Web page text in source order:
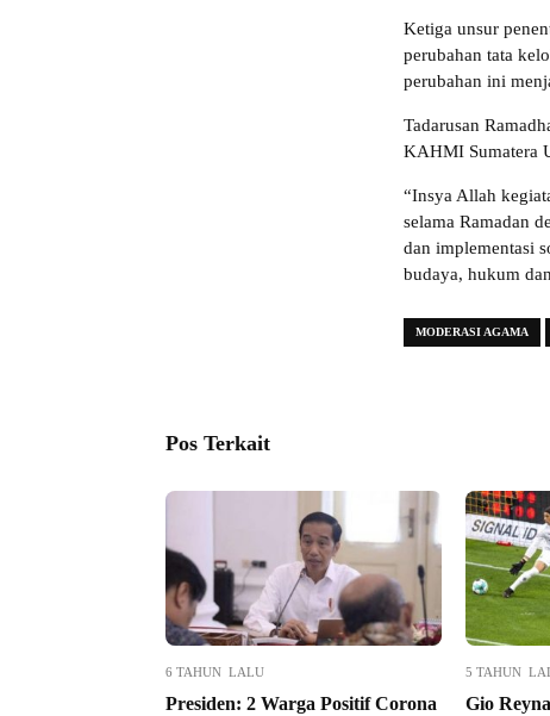
Ketiga unsur
perubahan tata
perubahan ini
Tadarusan
KAHMI Sumatera
“Insya Allah
selama Ramadan
dan implementasi
budaya, hukum
MODERASI AGAMA
Pos Terkait
6 TAHUN LALU
Presiden: 2 Warga Positif Corona
5 TAHUN
Gio